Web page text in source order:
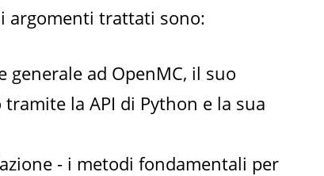
argomenti trattati sono:
generale ad OpenMC, il suo
la API di Python e la sua
- i metodi fondamentali per